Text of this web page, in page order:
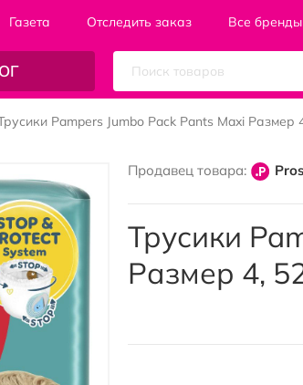
Газета Отследить заказ Все бренды
Pampers Jumbo Pack Pants Maxi Размер
Продавец товара:
Трусики
Размер 4,